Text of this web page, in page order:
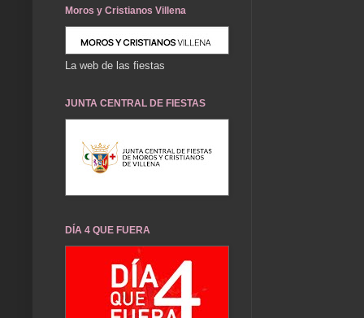
Moros y Cristianos Villena
La web de las fiestas
JUNTA CENTRAL DE FIESTAS
DÍA 4 QUE FUERA